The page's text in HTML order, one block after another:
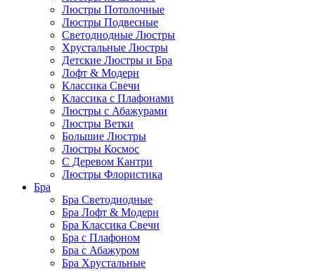
Люстры Потолочные
Люстры Подвесные
Светодиодные Люстры
Хрустальные Люстры
Детские Люстры и Бра
Лофт & Модерн
Классика Свечи
Классика с Плафонами
Люстры с Абажурами
Люстры Ветки
Большие Люстры
Люстры Космос
С Деревом Кантри
Люстры Флористика
Бра
Бра Светодиодные
Бра Лофт & Модерн
Бра Классика Свечи
Бра с Плафоном
Бра с Абажуром
Бра Хрустальные